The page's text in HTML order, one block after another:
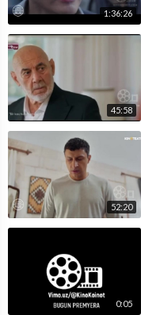
1:36:26
45:58
52:20
0:05